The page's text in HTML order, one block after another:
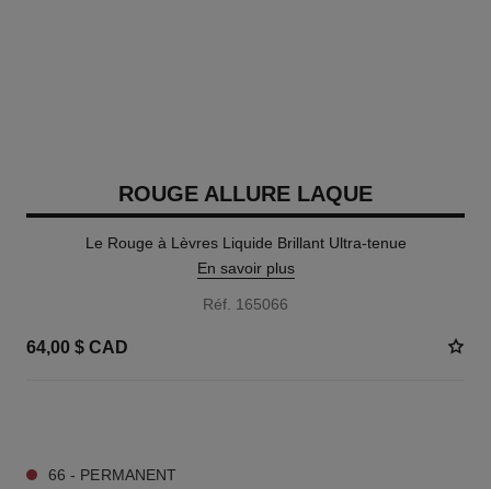
ROUGE ALLURE LAQUE
Le Rouge à Lèvres Liquide Brillant Ultra-tenue
En savoir plus
Réf. 165066
64,00 $ CAD
66 - PERMANENT